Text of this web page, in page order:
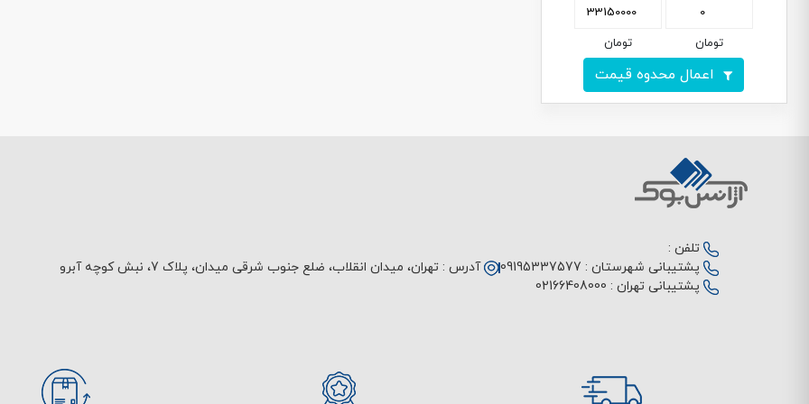
تومان تومان
اعمال محدوه قیمت
تلفن :
پشتیبانی شهرستان : 09195337577
پشتیبانی تهران : 02166408000
آدرس : تهران، میدان انقلاب، ضلع جنوب شرقی میدان، پلاک 7، نبش کوچه آبرو